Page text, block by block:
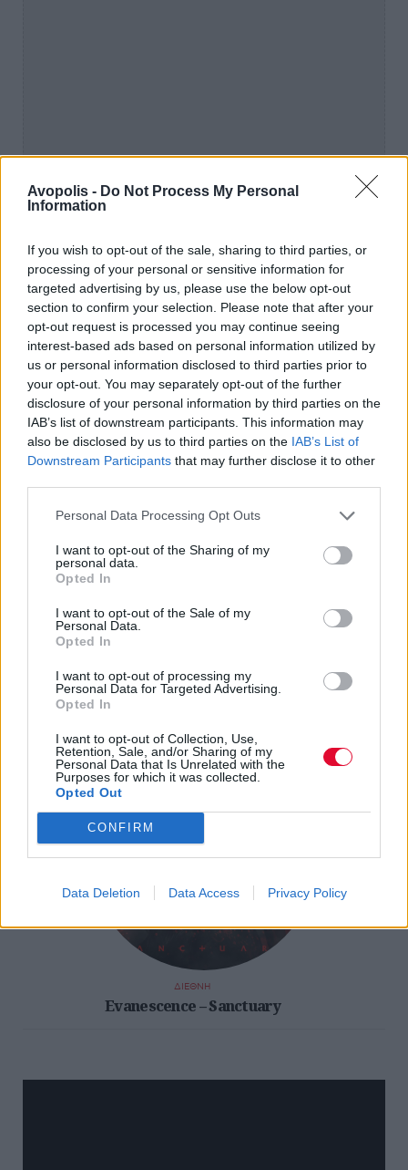
Avopolis - Do Not Process My Personal
Information
If you wish to opt-out of the sale, sharing to third parties, or
processing of your personal or sensitive information for
targeted advertising by us, please use the below opt-out
section to confirm your selection. Please note that after your
opt-out request is processed you may continue seeing
interest-based ads based on personal information utilized by
us or personal information disclosed to third parties prior to
your opt-out. You may separately opt-out of the further
disclosure of your personal information by third parties on the
IAB’s list of downstream participants. This information may
also be disclosed by us to third parties on the IAB’s List of
Downstream Participants that may further disclose it to other
Personal Data Processing Opt Outs
I want to opt-out of the Sharing of my
personal data.
Opted In
I want to opt-out of the Sale of my
Personal Data.
Opted In
I want to opt-out of processing my
Personal Data for Targeted Advertising.
Opted In
I want to opt-out of Collection, Use,
Retention, Sale, and/or Sharing of my
Personal Data that Is Unrelated with the
Purposes for which it was collected.
Opted Out
CONFIRM
Data Deletion Data Access Privacy Policy
Ο ίδιος ο Bill Callahan λέει για το "Lonely City"
στο ΔΤ: «Το "Lonely City" είναι ένα τραγούδι
που ήθελα να γράψω εδώ και δεκαετίες. Το
κουβαλούσα μέσα μου τόσο καιρό. Συνήθως
εστιάζω στη γραφή μου στους ανθρώπους
και στο πνεύμα που τους διαπερνά. Οπότε το
να γράψω για μπετόν και ατσάλι μου
φαινόταν αδιέξοδο — σαν να λέω “θα
Αλλά φυσικά, οι πόλεις είναι φτιαγμένες από
ανθρώπους, άρα είναι κι αυτές ανθρώπινες.
φίλους.Θυμώνεις όταν σου κόβουν κλήση για
παρκάρισμα, τις αγαπάς όταν σου
προσφέρουν ένα ωραίο γεύμα. Το τραγούδι
αναγνωρίζει όλα αυτά».
ΔΙΕΘΝΗ
Evanescence – Sanctuary